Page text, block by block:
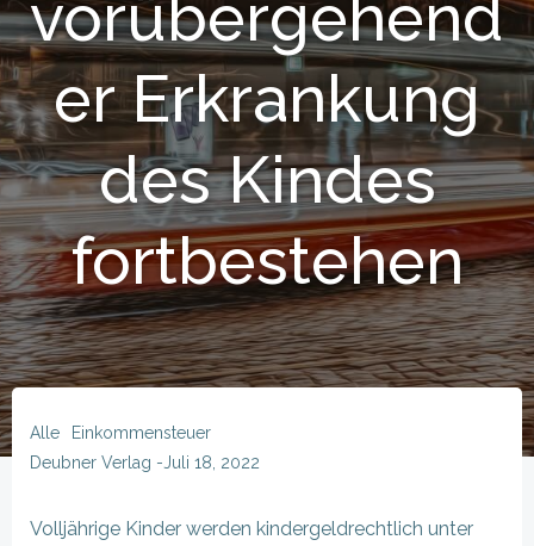
vorübergehend
er Erkrankung
des Kindes
fortbestehen
Alle
Einkommensteuer
Deubner Verlag -Juli 18, 2022
Volljährige Kinder werden kindergeldrechtlich unter